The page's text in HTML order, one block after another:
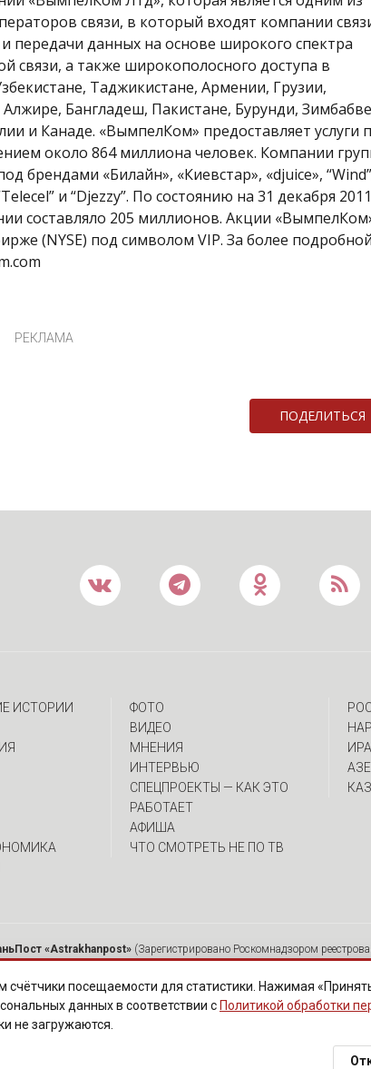
связи, в который входят компании
передачи данных на основе широкого спектра
связи, а также широкополосного доступа в
Таджикистане, Армении, Грузии,
Бангладеш, Пакистане, Бурунди,
и Канаде. «ВымпелКом» предоставляет услуги
около 864 миллиона человек. Компании
брендами «Билайн», «Киевстар», «djuice»,
и “Djezzy”. По состоянию на 31 декабря 2011
составляло 205 миллионов. Акции
(NYSE) под символом VIP. За более подробной
РЕКЛАМА
ПОДЕЛИТЬСЯ
ИСТОРИИ
ФОТО
ВИДЕО
МНЕНИЯ
ИНТЕРВЬЮ
CПЕЦПРОЕКТЫ — КАК ЭТО
РАБОТАЕТ
АФИША
ЧТО СМОТРЕТЬ НЕ ПО ТВ
«Astrakhanpost» (Зарегистрировано Роскомнадзором
Ю.А. Главный редактор: Вербина А.В. Адрес: 414000, г. Астрахань,
на страницах сетевого издания «Astrakhanpost»,
без предварительного редактирования. Редакция оставляет за
нарушают законы РФ. «САЙТ ПРЕДНАЗНАЧЕН ДЛЯ
Изменить согласие
счётчики посещаемости для статистики. Нажимая
данных в соответствии с Политикой обработки
не загружаются.